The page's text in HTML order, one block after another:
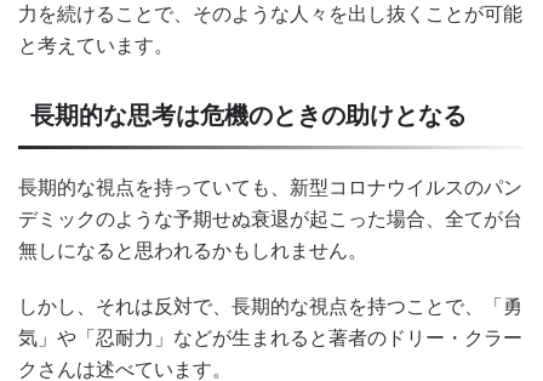
力を続けることで、そのような人々を出し抜くことが可能
と考えています。
長期的な思考は危機のときの助けとなる
長期的な視点を持っていても、新型コロナウイルスのパン
デミックのような予期せぬ衰退が起こった場合、全てが台
無しになると思われるかもしれません。
しかし、それは反対で、長期的な視点を持つことで、「勇
気」や「忍耐力」などが生まれると著者のドリー・クラー
クさんは述べています。